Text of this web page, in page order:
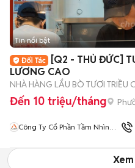
Tin nổi bật
[Q2 - THỦ ĐỨC]
LƯƠNG CAO
NHÀ HÀNG LẨU BÒ TƯƠI TRIỀU
Đến 10 triệu/tháng
Công Ty Cổ Phần Tầm Nhìn